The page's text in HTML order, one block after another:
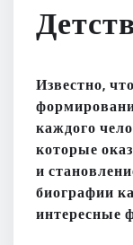
Известно,
каждого
которые
и
биографии
интересные